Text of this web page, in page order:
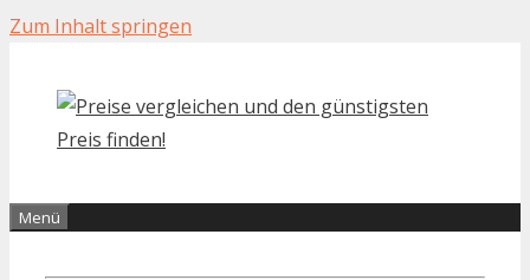
Zum Inhalt springen
Menü